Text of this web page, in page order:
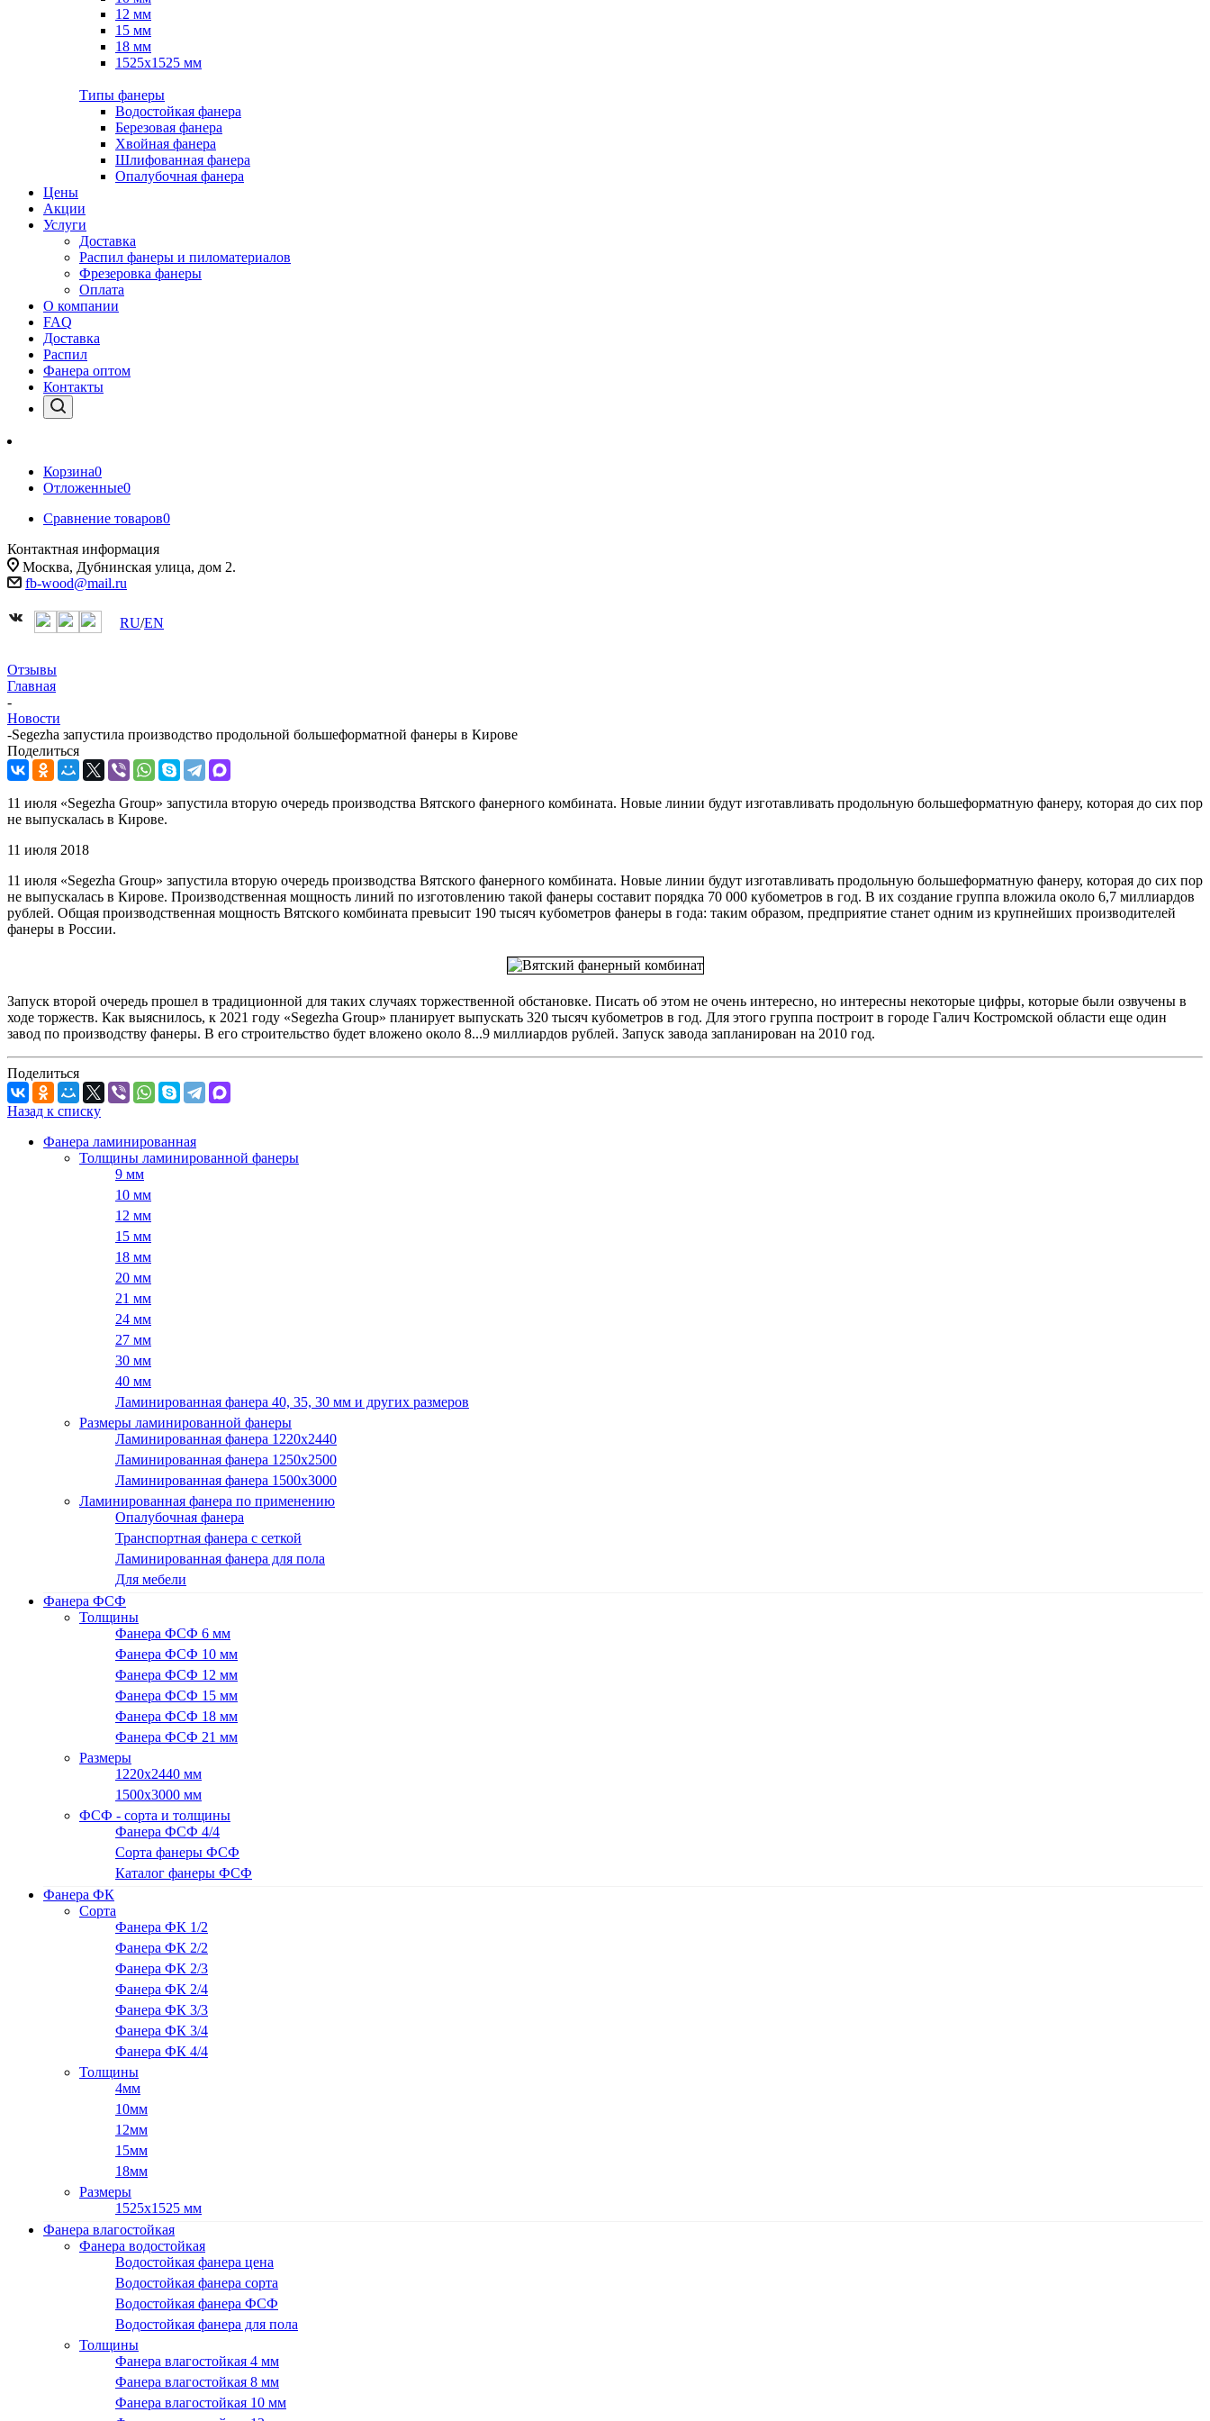
12 мм
15 мм
18 мм
1525х1525 мм
Типы фанеры
Водостойкая фанера
Березовая фанера
Хвойная фанера
Шлифованная фанера
Опалубочная фанера
Цены
Акции
Услуги
Доставка
Распил фанеры и пиломатериалов
Фрезеровка фанеры
Оплата
О компании
FAQ
Доставка
Распил
Фанера оптом
Контакты
Корзина0
Отложенные0
Сравнение товаров0
Контактная информация
Москва, Дубнинская улица, дом 2.
fb-wood@mail.ru
RU/EN
Отзывы
Главная
-
Новости
-Segezha запустила производство продольной большеформатной фанеры в Кирове
Поделиться
11 июля «Segezha Group» запустила вторую очередь производства Вятского фанерного комбината. Новые линии будут изготавливать продольную большеформатную фанеру, которая до сих пор
не выпускалась в Кирове.
11 июля 2018
11 июля «Segezha Group» запустила вторую очередь производства Вятского фанерного комбината. Новые линии будут изготавливать продольную большеформатную фанеру, которая до сих пор
не выпускалась в Кирове. Производственная мощность линий по изготовлению такой фанеры составит порядка 70 000 кубометров в год. В их создание группа вложила около 6,7 миллиардов
рублей. Общая производственная мощность Вятского комбината превысит 190 тысяч кубометров фанеры в года: таким образом, предприятие станет одним из крупнейших производителей
фанеры в России.
Запуск второй очередь прошел в традиционной для таких случаях торжественной обстановке. Писать об этом не очень интересно, но интересны некоторые цифры, которые были озвучены в
ходе торжеств. Как выяснилось, к 2021 году «Segezha Group» планирует выпускать 320 тысяч кубометров в год. Для этого группа построит в городе Галич Костромской области еще один
завод по производству фанеры. В его строительство будет вложено около 8...9 миллиардов рублей. Запуск завода запланирован на 2010 год.
Поделиться
Назад к списку
Фанера ламинированная
Толщины ламинированной фанеры
9 мм
10 мм
12 мм
15 мм
18 мм
20 мм
21 мм
24 мм
27 мм
30 мм
40 мм
Ламинированная фанера 40, 35, 30 мм и других размеров
Размеры ламинированной фанеры
Ламинированная фанера 1220x2440
Ламинированная фанера 1250х2500
Ламинированная фанера 1500x3000
Ламинированная фанера по применению
Опалубочная фанера
Транспортная фанера с сеткой
Ламинированная фанера для пола
Для мебели
Фанера ФСФ
Толщины
Фанера ФСФ 6 мм
Фанера ФСФ 10 мм
Фанера ФСФ 12 мм
Фанера ФСФ 15 мм
Фанера ФСФ 18 мм
Фанера ФСФ 21 мм
Размеры
1220х2440 мм
1500х3000 мм
ФСФ - сорта и толщины
Фанера ФСФ 4/4
Сорта фанеры ФСФ
Каталог фанеры ФСФ
Фанера ФК
Сорта
Фанера ФК 1/2
Фанера ФК 2/2
Фанера ФК 2/3
Фанера ФК 2/4
Фанера ФК 3/3
Фанера ФК 3/4
Фанера ФК 4/4
Толщины
4мм
10мм
12мм
15мм
18мм
Размеры
1525х1525 мм
Фанера влагостойкая
Фанера водостойкая
Водостойкая фанера цена
Водостойкая фанера сорта
Водостойкая фанера ФСФ
Водостойкая фанера для пола
Толщины
Фанера влагостойкая 4 мм
Фанера влагостойкая 8 мм
Фанера влагостойкая 10 мм